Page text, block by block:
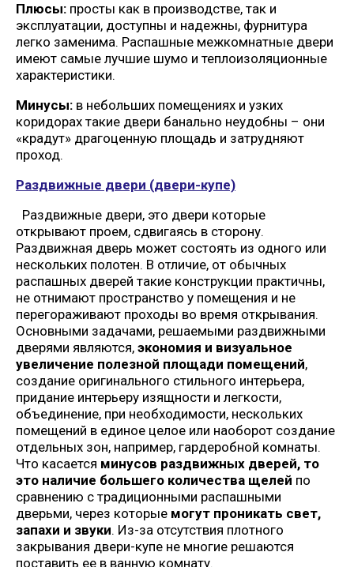
Плюсы: просты как в производстве, так и
эксплуатации, доступны и надежны, фурнитура
легко заменима. Распашные межкомнатные двери
имеют самые лучшие шумо и теплоизоляционные
характеристики.
Минусы: в небольших помещениях и узких
коридорах такие двери банально неудобны – они
«крадут» драгоценную площадь и затрудняют
проход.
Раздвижные двери (двери-купе)
Раздвижные двери, это двери которые
открывают проем, сдвигаясь в сторону.
Раздвижная дверь может состоять из одного или
нескольких полотен. В отличие, от обычных
распашных дверей такие конструкции практичны,
не отнимают пространство у помещения и не
перегораживают проходы во время открывания.
Основными задачами, решаемыми раздвижными
дверями являются, экономия и визуальное
увеличение полезной площади помещений,
создание оригинального стильного интерьера,
придание интерьеру изящности и легкости,
объединение, при необходимости, нескольких
помещений в единое целое или наоборот создание
отдельных зон, например, гардеробной комнаты.
Что касается минусов раздвижных дверей, то
это наличие большего количества щелей по
сравнению с традиционными распашными
дверьми, через которые могут проникать свет,
запахи и звуки. Из-за отсутствия плотного
закрывания двери-купе не многие решаются
поставить ее в ванную комнату.